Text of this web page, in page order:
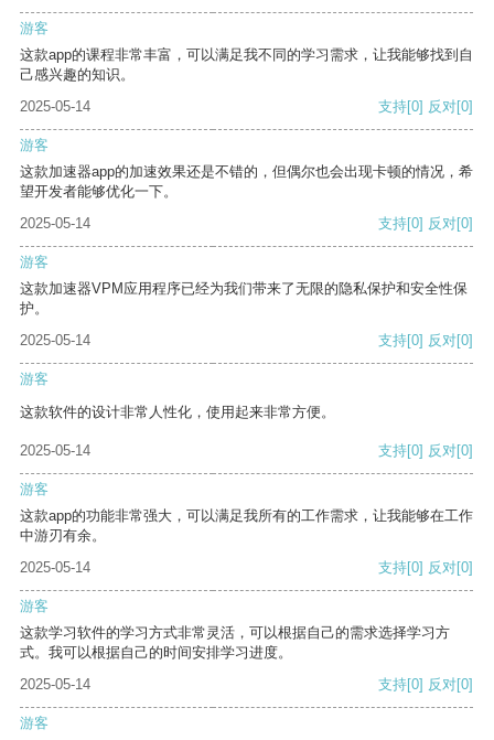
游客
这款app的课程非常丰富，可以满足我不同的学习需求，让我能够找到自
己感兴趣的知识。
2025-05-14
支持[0] 反对[0]
游客
这款加速器app的加速效果还是不错的，但偶尔也会出现卡顿的情况，希
望开发者能够优化一下。
2025-05-14
支持[0] 反对[0]
游客
这款加速器VPM应用程序已经为我们带来了无限的隐私保护和安全性保
护。
2025-05-14
支持[0] 反对[0]
游客
这款软件的设计非常人性化，使用起来非常方便。
2025-05-14 支持[0] 反对[0]
游客
这款app的功能非常强大，可以满足我所有的工作需求，让我能够在工作
中游刃有余。
2025-05-14
支持[0] 反对[0]
游客
这款学习软件的学习方式非常灵活，可以根据自己的需求选择学习方
式。我可以根据自己的时间安排学习进度。
2025-05-14
支持[0] 反对[0]
游客